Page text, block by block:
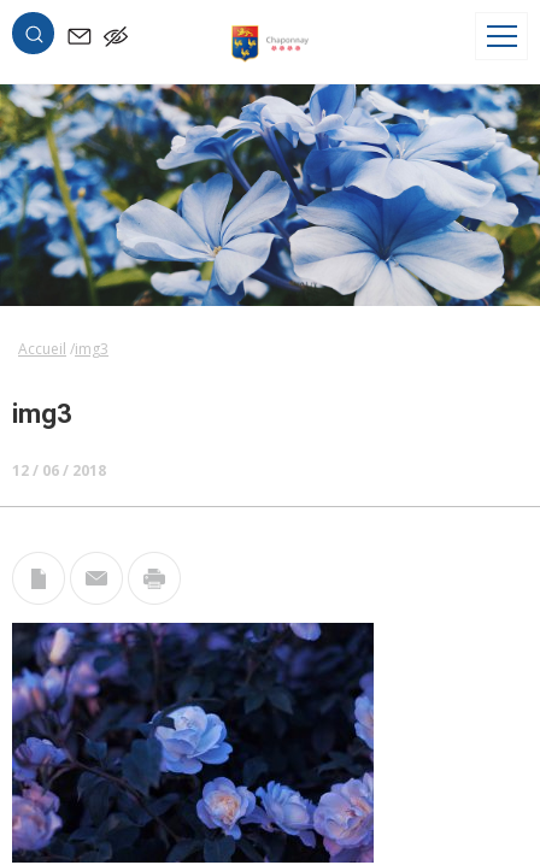
OK
Accueil img3
img3
12 / 06 / 2018